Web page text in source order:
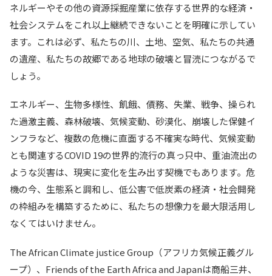
ネルギーやその他の資源採掘産業に依存する世界的な経済・
社会システムをこれ以上継続できないことを明確に示してい
ます。これは必ず、私たちの川、土地、空気、私たちの共通
の遺産、私たちの故郷である地球の破壊と冒涜につながるで
しょう。
エネルギー、生物多様性、飢餓、債務、失業、戦争、操られ
た過激主義、森林破壊、気候変動、砂漠化、崩壊した保健イ
ンフラなど、複数の危機に直面する不確実な時代、気候変動
とも関連するCOVID 19の世界的流行の真っ只中、重油流出の
ような災害は、現実に変化を生み出す契機でもあります。危
機の今、生態系と調和し、低公害で低炭素の経済・社会開発
の枠組みを構築するために、私たちの想像力を最大限活用し
なくてはいけません。
The African Climate justice Group（アフリカ気候正義グル
ープ）、Friends of the Earth Africa and Japanは商船三井、